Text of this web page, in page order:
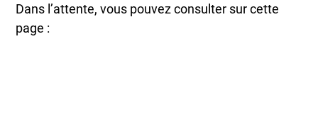
Dans l’attente, vous pouvez consulter sur cette
page :